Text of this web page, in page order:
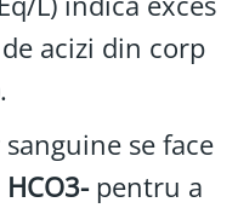
acizi din corp
se face
pentru a